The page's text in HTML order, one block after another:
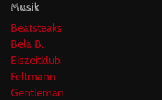
Musik
Beatsteaks
Bela B.
Eiszeitklub
Feltmann
Gentleman